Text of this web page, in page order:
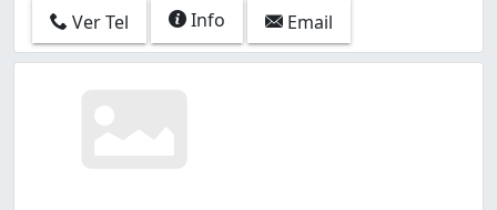
Ver Tel Info Email